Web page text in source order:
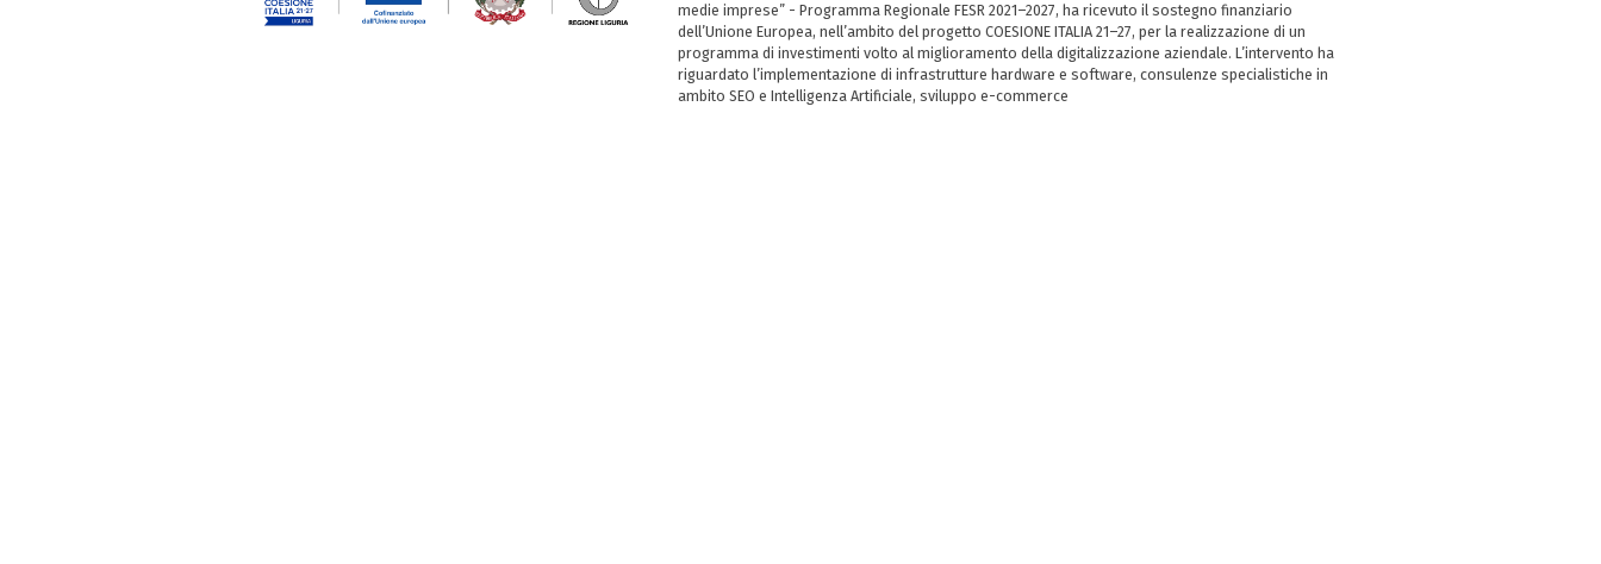
medie imprese” - Programma Regionale FESR 2021–2027, ha ricevuto il sostegno finanziario
dell’Unione Europea, nell’ambito del progetto COESIONE ITALIA 21–27, per la realizzazione di un
programma di investimenti volto al miglioramento della digitalizzazione aziendale. L’intervento ha
riguardato l’implementazione di infrastrutture hardware e software, consulenze specialistiche in
ambito SEO e Intelligenza Artificiale, sviluppo e-commerce